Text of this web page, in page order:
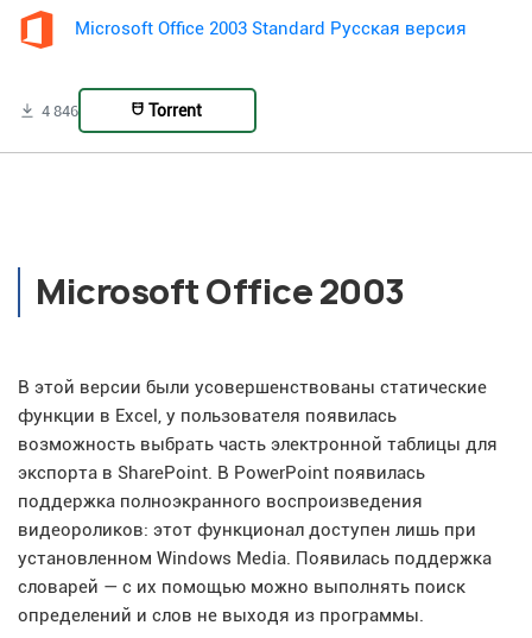
Microsoft Office 2003 Standard Русская версия
4 846 Torrent
Microsoft Office 2003
В этой версии были усовершенствованы статические
функции в Excel, у пользователя появилась
возможность выбрать часть электронной таблицы для
экспорта в SharePoint. В PowerPoint появилась
поддержка полноэкранного воспроизведения
видеороликов: этот функционал доступен лишь при
установленном Windows Media. Появилась поддержка
словарей — с их помощью можно выполнять поиск
определений и слов не выходя из программы.